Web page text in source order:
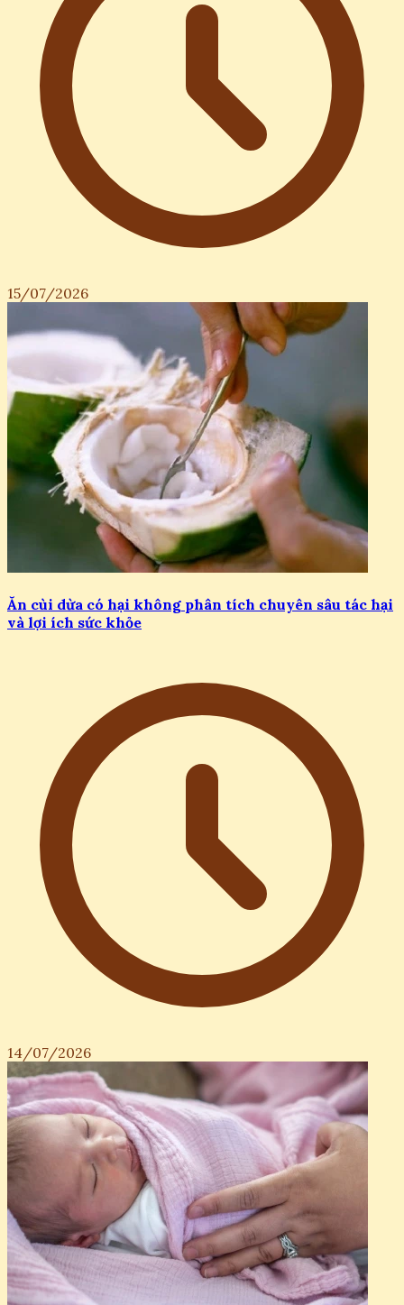
15/07/2026
Ăn cùi dừa có hại không phân tích chuyên sâu tác hại
và lợi ích sức khỏe
14/07/2026